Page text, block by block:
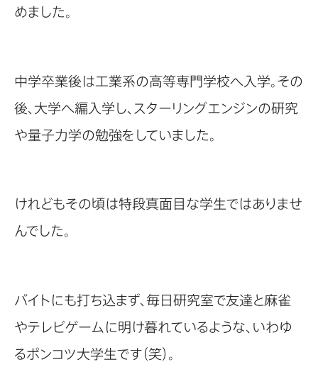
めました。
中学卒業後は工業系の高等専門学校へ入学。その
後、大学へ編入学し、スターリングエンジンの研究
や量子力学の勉強をしていました。
けれどもその頃は特段真面目な学生ではありませ
んでした。
バイトにも打ち込まず、毎日研究室で友達と麻雀
やテレビゲームに明け暮れているような、いわゆ
るポンコツ大学生です（笑）。